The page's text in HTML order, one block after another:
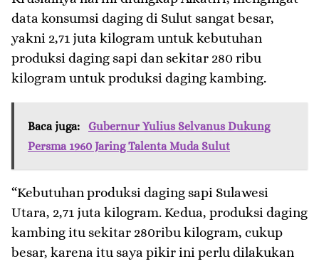
data konsumsi daging di Sulut sangat besar,
yakni 2,71 juta kilogram untuk kebutuhan
produksi daging sapi dan sekitar 280 ribu
kilogram untuk produksi daging kambing.
Baca juga:
Gubernur Yulius Selvanus Dukung
Persma 1960 Jaring Talenta Muda Sulut
“Kebutuhan produksi daging sapi Sulawesi
Utara, 2,71 juta kilogram. Kedua, produksi daging
kambing itu sekitar 280ribu kilogram, cukup
besar, karena itu saya pikir ini perlu dilakukan